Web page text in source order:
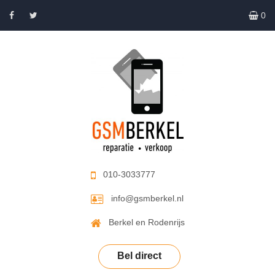
0
010-3033777
info@gsmberkel.nl
Berkel en Rodenrijs
Bel direct